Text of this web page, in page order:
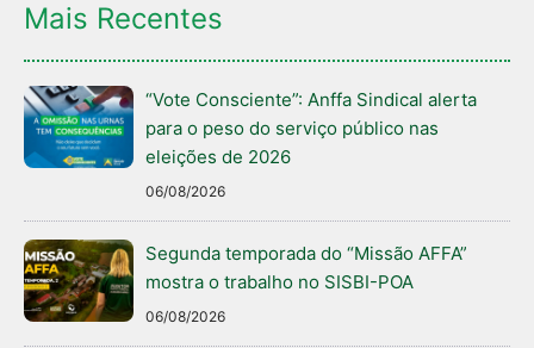
Mais Recentes
“Vote Consciente”: Anffa Sindical alerta
para o peso do serviço público nas
eleições de 2026
06/08/2026
Segunda temporada do “Missão AFFA”
mostra o trabalho no SISBI-POA
06/08/2026